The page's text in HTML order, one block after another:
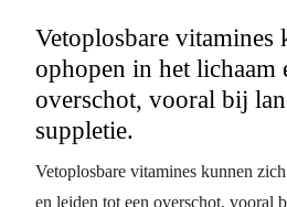
Vetoplosbare vitamines
ophopen in het lichaam
overschot, vooral bij
suppletie.
Vetoplosbare vitamines kunnen
en leiden tot een overschot, vooral